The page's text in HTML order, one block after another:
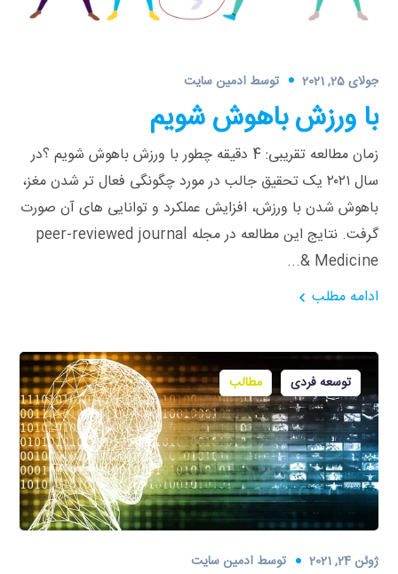
جولای 25, 2021 توسطادمین سایت
با ورزش باهوش شویم
زمان مطالعه تقریبی: 4 دقیقه چطور با ورزش باهوش شویم ؟در
سال ۲۰۲۱ یک تحقیق جالب در مورد چگونگی فعال ‌تر شدن مغز،
باهوش شدن با ورزش، افزایش عملکرد و توانایی‌ های آن صورت
گرفت. نتایج این مطالعه در مجله peer-reviewed journal
Medicine &...
ادامه مطلب
توسعه فردی مطالب
ژوئن 24, 2021 توسطادمین سایت